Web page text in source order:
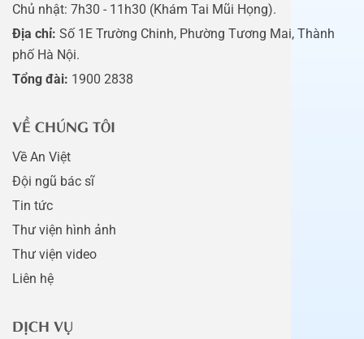
Chủ nhật: 7h30 - 11h30 (Khám Tai Mũi Họng).
Địa chỉ: Số 1E Trường Chinh, Phường Tương Mai, Thành
phố Hà Nội.
Tổng đài: 1900 2838
VỀ CHÚNG TÔI
Về An Việt
Đội ngũ bác sĩ
Tin tức
Thư viện hình ảnh
Thư viện video
Liên hệ
DỊCH VỤ